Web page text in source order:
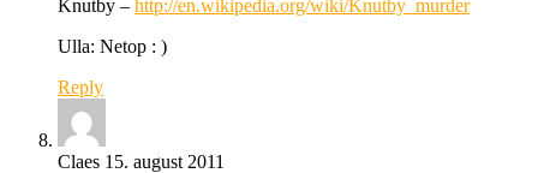
Knutby – http://en.wikipedia.org/wiki/Knutby_murder
Ulla: Netop : )
Reply
Claes 15. august 2011